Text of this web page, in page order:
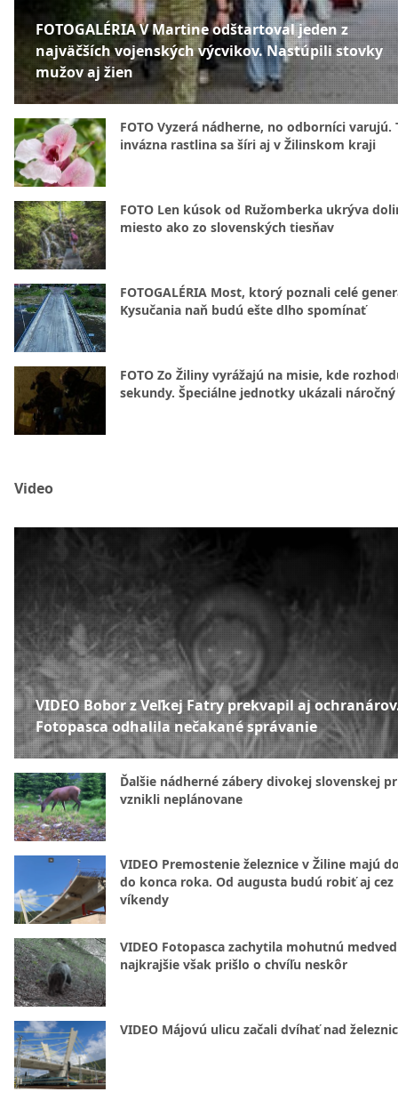
FOTOGALÉRIA V Martine odštartoval jeden z
najväčších vojenských výcvikov. Nastúpili stovky
mužov aj žien
FOTO Vyzerá nádherne, no odborníci varujú.
invázna rastlina sa šíri aj v Žilinskom kraji
FOTO Len kúsok od Ružomberka ukrýva
miesto ako zo slovenských tiesňav
FOTOGALÉRIA Most, ktorý poznali celé
Kysučania naň budú ešte dlho spomínať
FOTO Zo Žiliny vyrážajú na misie, kde
sekundy. Špeciálne jednotky ukázali
Video
VIDEO Bobor z Veľkej Fatry prekvapil aj
Fotopasca odhalila nečakané správanie
Ďalšie nádherné zábery divokej slovenskej
vznikli neplánovane
VIDEO Premostenie železnice v Žiline majú
do konca roka. Od augusta budú robiť aj cez
víkendy
VIDEO Fotopasca zachytila mohutnú
najkrajšie však prišlo o chvíľu neskôr
VIDEO Májovú ulicu začali dvíhať nad